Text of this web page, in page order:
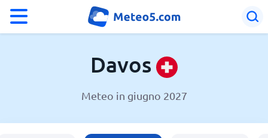
Davos
Meteo in giugno 2027